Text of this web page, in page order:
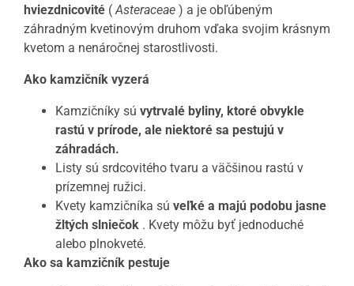
hviezdnicovité (Asteraceae ) a je obľúbeným
záhradným kvetinovým druhom vďaka svojim krásnym
kvetom a nenáročnej starostlivosti.
Ako kamzičník vyzerá
Kamzičníky sú vytrvalé byliny, ktoré obvykle
rastú v prírode, ale niektoré sa pestujú v
záhradách.
Listy sú srdcovitého tvaru a väčšinou rastú v
prízemnej ružici.
Kvety kamzičníka sú veľké a majú podobu jasne
žltých slniečok . Kvety môžu byť jednoduché
alebo plnokveté.
Ako sa kamzičník pestuje